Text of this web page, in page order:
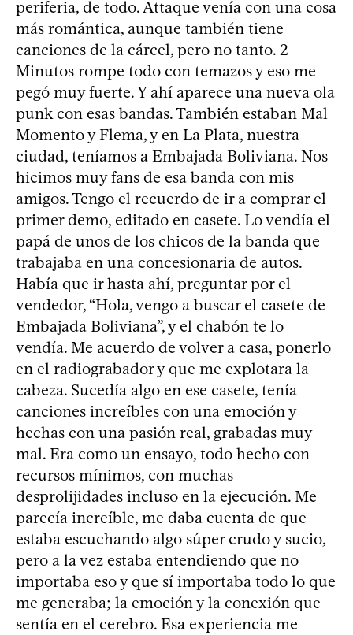
periferia, de todo. Attaque venía con una cosa
más romántica, aunque también tiene
canciones de la cárcel, pero no tanto. 2
Minutos rompe todo con temazos y eso me
pegó muy fuerte. Y ahí aparece una nueva ola
punk con esas bandas. También estaban Mal
Momento y Flema, y en La Plata, nuestra
ciudad, teníamos a Embajada Boliviana. Nos
hicimos muy fans de esa banda con mis
amigos. Tengo el recuerdo de ir a comprar el
primer demo, editado en casete. Lo vendía el
papá de unos de los chicos de la banda que
trabajaba en una concesionaria de autos.
Había que ir hasta ahí, preguntar por el
vendedor, “Hola, vengo a buscar el casete de
Embajada Boliviana”, y el chabón te lo
vendía. Me acuerdo de volver a casa, ponerlo
en el radiograbador y que me explotara la
cabeza. Sucedía algo en ese casete, tenía
canciones increíbles con una emoción y
hechas con una pasión real, grabadas muy
mal. Era como un ensayo, todo hecho con
recursos mínimos, con muchas
desprolijidades incluso en la ejecución. Me
parecía increíble, me daba cuenta de que
estaba escuchando algo súper crudo y sucio,
pero a la vez estaba entendiendo que no
importaba eso y que sí importaba todo lo que
me generaba; la emoción y la conexión que
sentía en el cerebro. Esa experiencia me